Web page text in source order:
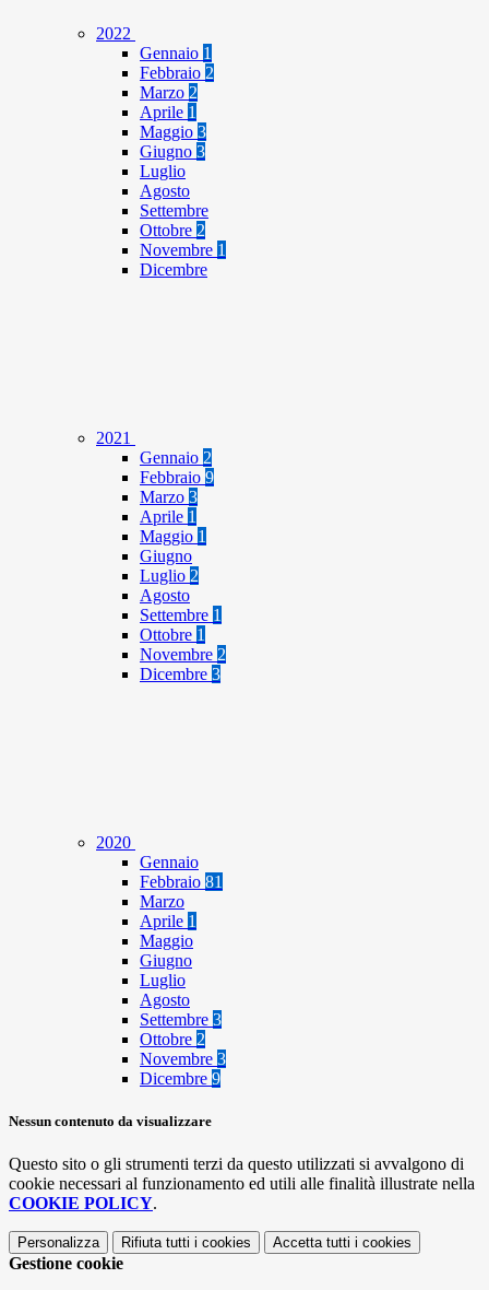
2022
Gennaio 1
Febbraio 2
Marzo 2
Aprile 1
Maggio 3
Giugno 3
Luglio
Agosto
Settembre
Ottobre 2
Novembre 1
Dicembre
2021
Gennaio 2
Febbraio 9
Marzo 3
Aprile 1
Maggio 1
Giugno
Luglio 2
Agosto
Settembre 1
Ottobre 1
Novembre 2
Dicembre 3
2020
Gennaio
Febbraio 81
Marzo
Aprile 1
Maggio
Giugno
Luglio
Agosto
Settembre 3
Ottobre 2
Novembre 3
Dicembre 9
Nessun contenuto da visualizzare
Questo sito o gli strumenti terzi da questo utilizzati si avvalgono di
cookie necessari al funzionamento ed utili alle finalità illustrate nella
COOKIE POLICY.
Personalizza Rifiuta tutti i cookies Accetta tutti i cookies
Gestione cookie